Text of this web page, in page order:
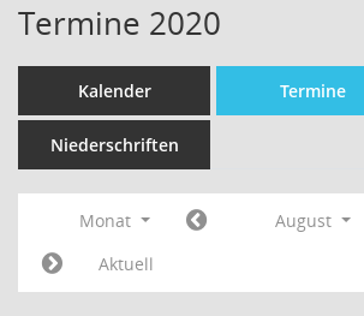
Termine 2020
Kalender Termine
Niederschriften
Monat August
Aktuell